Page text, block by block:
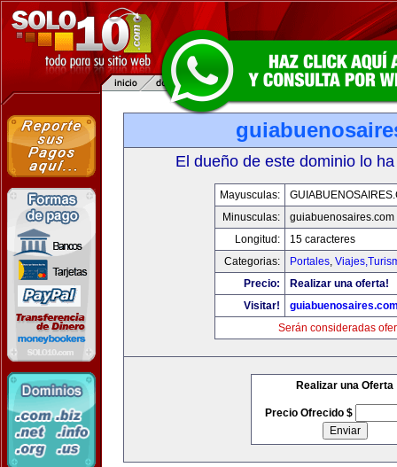
El dueño de este dominio lo
Mayusculas:
Minusculas:
guiabuenosaires.com
Longitud:
15 caracteres
Categorias:
Portales,
Precio:
Realizar una oferta!
Visitar!
Serán consideradas
Realizar una Oferta
Precio Ofrecido $